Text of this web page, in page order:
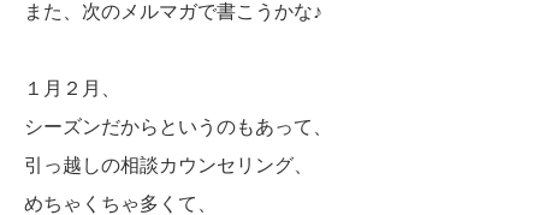
また、次のメルマガで書こうかな♪
１月２月、
シーズンだからというのもあって、
引っ越しの相談カウンセリング、
めちゃくちゃ多くて、